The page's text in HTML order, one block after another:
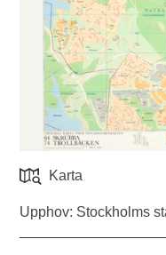
Karta
Upphov: Stockholms